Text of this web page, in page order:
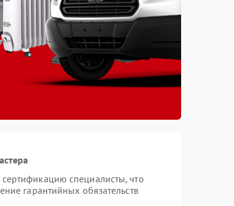
специалисты, что
гарантийных обязательств